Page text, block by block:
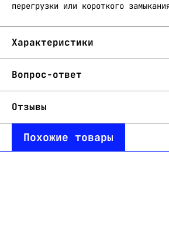
перегрузки или короткого
Характеристики
Вопрос-ответ
Отзывы
Похожие товары